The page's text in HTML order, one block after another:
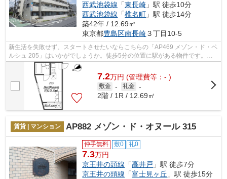
西武池袋線 「東長崎 」駅 徒歩10分
西武池袋線 「椎名町 」駅 徒歩14分
築42年 / 12.69㎡
東京都豊島区南長崎３丁目10-5
新生活を失敗せず、スタートさせたいならこちらの「AP469 メゾン・ド・ペ
ルシュ 205」はいかがでしょうか。徒歩5分の位置に駅がある物件です。造
りとデザインに関して、自信をもって情...
7.2万円 (管理費等：- )
敷金 - 礼金 -
2階 / 1R / 12.69㎡
賃貸 | マンション AP882 メゾン・ド・オヌール 315
仲手無料 敷0 礼0
7.3万円
京王井の頭線 「高井戸 」駅 徒歩7分
京王井の頭線 「富士見ヶ丘 」駅 徒歩15分